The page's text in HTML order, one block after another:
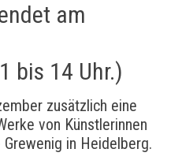
am
bis 14 Uhr.)
zusätzlich eine
von Künstlerinnen
in Heidelberg.